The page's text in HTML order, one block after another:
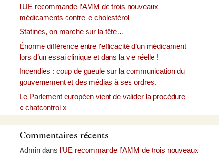
l’UE recommande l’AMM de trois nouveaux
médicaments contre le cholestérol
Statines, on marche sur la tête…
Énorme différence entre l’efficacité d’un médicament
lors d’un essai clinique et dans la vie réelle !
Incendies : coup de gueule sur la communication du
gouvernement et des médias à ses ordres.
Le Parlement européen vient de valider la procédure
« chatcontrol »
Commentaires récents
Admin dans l’UE recommande l’AMM de trois nouveaux